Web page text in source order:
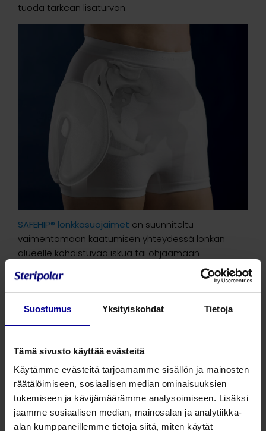
Suostumus Yksityiskohdat Tietoja
Tämä sivusto käyttää evästeitä
Käytämme evästeitä tarjoamamme sisällön ja mainosten
räätälöimiseen, sosiaalisen median ominaisuuksien
tukemiseen ja kävijämäärämme analysoimiseen. Lisäksi
jaamme sosiaalisen median, mainosalan ja analytiikka-
alan kumppaneillemme tietoja siitä, miten käytät
tuoda tärkeän lisäturvan.
SAFEHIP® lonkkasuojaimet on suunniteltu
vaimentamaan kaatumisen yhteydessä lonkan
alueelle kohdistuvaa iskua tai ohjaamaan
iskuvoimaa pois reisiluun kaulasta. Suojaimet voivat
ollapehmeitä suojaimia
, jotka jakavat iskuenergiaa
laajemmalle alueelle.
on kehitetty huomattavasti
huomaamattomammiksi, mikä parantaa
käyttömukavuutta ja hoitomyöntyvyyttä.
Näyttö lonkkasuojainten hyödyistä
Tutkimusnäyttö viittaa siihen , että lonkkasuojaimet
voivat vähentää lonkkamurtumien ilmaantuvuutta